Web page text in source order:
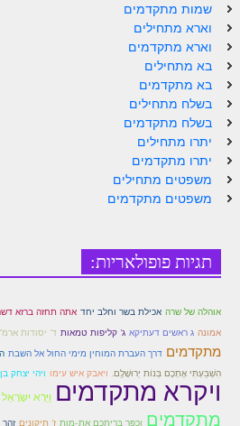
זוהר במדבר מתקדמים
זוהר נשא למתחילים
זוהר נשא למתקדמים
זוהר בהעלותך למתחילים
זוהר בהעלותך למתקדמים
זוהר שלח לך למתחילים
זוהר שלח לך למתקדמים
זוהר קורח למתקדמים
חוקת למתחילים
זוהר בלק למתחילים
זוהר בלק למתקדמים
שמות מתקדמים
וארא מתחילים
וארא מתקדמים
בא מתחילים
בא מתקדמים
בשלח מתחילים
בשלח מתקדמים
יתרו מתחילים
יתרו מתקדמים
משפטים מתחילים
משפטים מתקדמים
תגיות פופולאריות:
אוהלה של שרה אכילת בשר וחלב יחד אתה תחזה ברזא
אמונה ג ראשים דעתיקא ג' קליפות טמאות ד' יסודות
מתקדמים דרך העברת המוחין מימי החול אל השבת
הִשְׁבַּעְתִּי אֶתְכֶם בְּנוֹת יְרוּשָׁלִָם. ויאבק איש עימו ויהי יצחק
ויקרא מתקדמים וַיַּרְא
מתקדמים וְכֻפַּר בְּרִיתְכֶם אֶת-מָוֶת ז' תיקונים זהר